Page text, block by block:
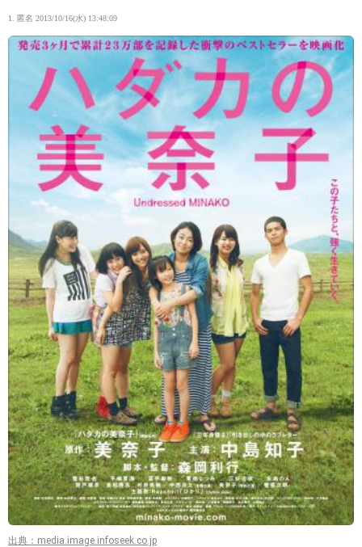
1. 匿名 2013/10/16(水) 13:48:09
出典：media.image.infoseek.co.jp